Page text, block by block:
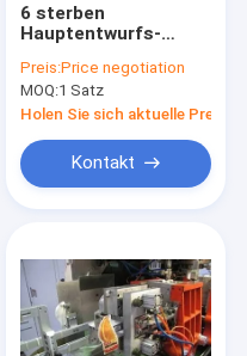
6 sterben
Hauptentwurfs-
Blasformen-
Maschine,
Blasformen-Gerät
MP55D-6
Preis:Price negotiation
MOQ:1 Satz
Holen Sie sich aktuelle Preis
Kontakt